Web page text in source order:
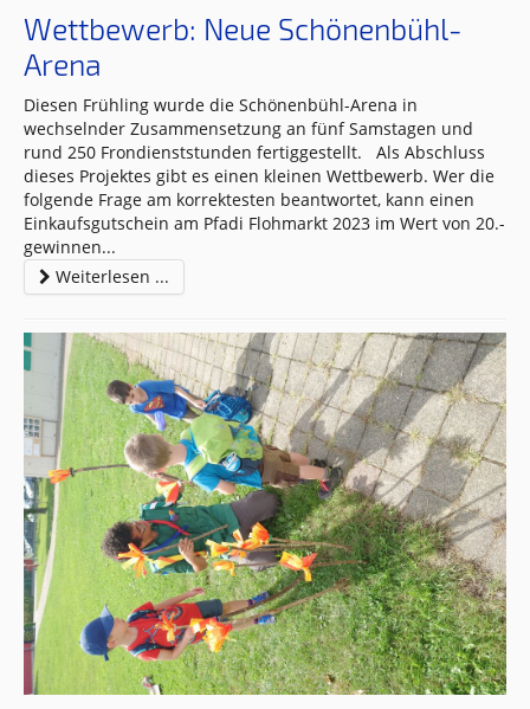
Wettbewerb: Neue Schönenbühl-
Arena
Diesen Frühling wurde die Schönenbühl-Arena in
wechselnder Zusammensetzung an fünf Samstagen und
rund 250 Frondienststunden fertiggestellt. Als Abschluss
dieses Projektes gibt es einen kleinen Wettbewerb. Wer die
folgende Frage am korrektesten beantwortet, kann einen
Einkaufsgutschein am Pfadi Flohmarkt 2023 im Wert von 20.-
gewinnen...
Weiterlesen ...